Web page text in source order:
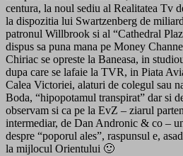
centura, la noul sediu al Realitatea Tv
la dispozitia lui Swartzenberg de
patronul Willbrook si al “Cathedral
dispus sa puna mana pe Money
Chiriac se opreste la Baneasa, in
dupa care se lafaie la TVR, in Piata
Calea Victoriei, alaturi de colegul sau
Boda, “hipopotamul transpirat” dar si
observam si ca pe la EvZ – ziarul
intermediar, de Dan Andronic & co –
despre “poporul ales”, raspunsul e,
la mijlocul Orientului 🙂